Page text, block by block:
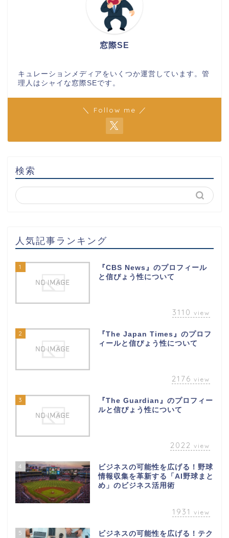
窓際SE
キュレーションメディアをいくつか運営しています。管
理人はシャイな窓際SEです。
＼ Follow me ／
検索
人気記事ランキング
1
『CBS News』のプロフィール
と信ぴょう性について
3110 view
2
『The Japan Times』のプロフ
ィールと信ぴょう性について
2176 view
3
『The Guardian』のプロフィー
ルと信ぴょう性について
2022 view
4
ビジネスの可能性を広げる！野球
情報収集を革新する「AI野球まと
め」のビジネス活用術
1931 view
5 ビジネスの可能性を広げる！テク